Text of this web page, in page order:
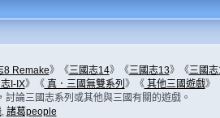
8 Remake》《三國志14》《三國志13》《三國
I-IX》《真．三國無雙系列 》《其他三國遊戲》
論三國志系列或其他與三國有關的遊戲。
, 諸葛people